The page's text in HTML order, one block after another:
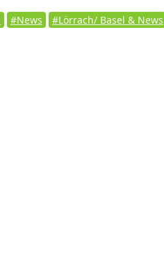
#News #Lörrach/ Basel & News